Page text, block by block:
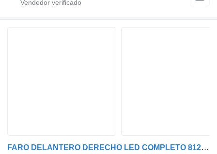
FARO DELANTERO DERECHO LED COMPLETO 81251016822 81.25101-6822 para MAN TGX TGS TGL TG3 cabeza tractora